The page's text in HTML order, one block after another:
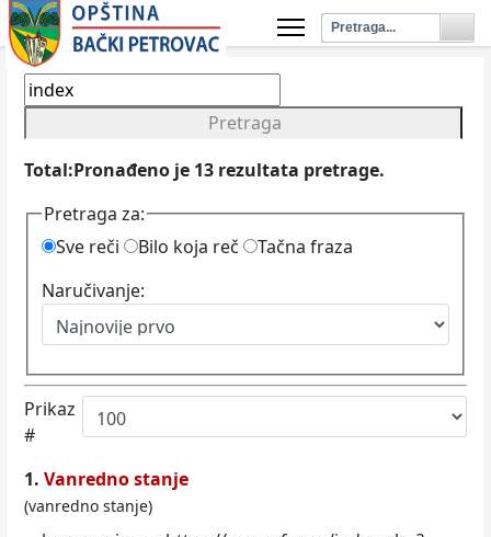
Pretraga
Total:Pronađeno je 13 rezultata pretrage.
Pretraga za:
Sve reči
Bilo koja reč
Tačna fraza
Naručivanje:
Prikaz
#
1. Vanredno stanje
(vanredno stanje)